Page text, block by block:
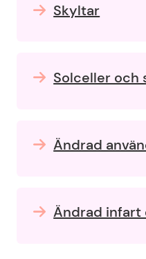
Skyltar
Solceller och
Ändrad
Ändrad